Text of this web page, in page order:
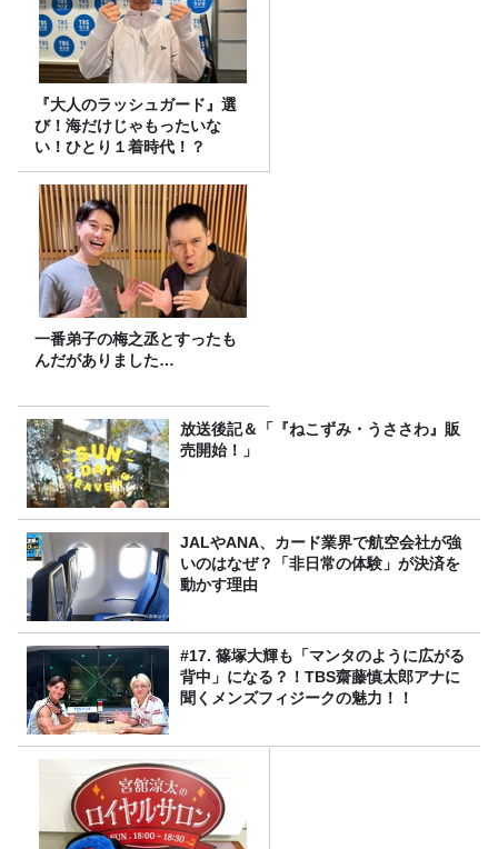
『大人のラッシュガード』選
び！海だけじゃもったいな
い！ひとり１着時代！？
一番弟子の梅之丞とすったも
んだがありました…
放送後記＆「『ねこずみ・うささわ』販
売開始！」
JALやANA、カード業界で航空会社が強
いのはなぜ？「非日常の体験」が決済を
動かす理由
#17. 篠塚大輝も「マンタのように広がる
背中」になる？！TBS齋藤慎太郎アナに
聞くメンズフィジークの魅力！！